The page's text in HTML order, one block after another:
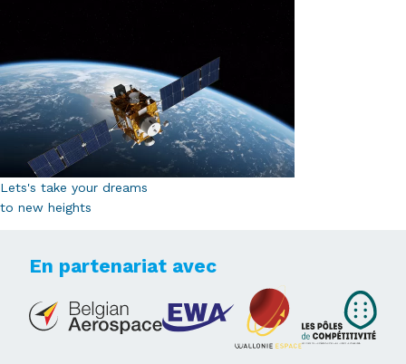
Lets's take your dreams
to new heights
En partenariat avec